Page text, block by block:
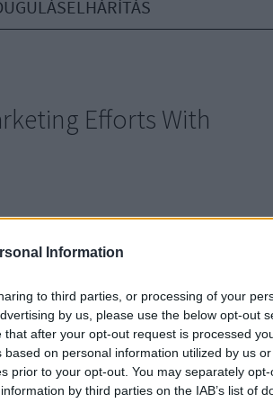
Information
to third parties, or processing of your
by us, please use the below opt-out
after your opt-out request is processed
on personal information utilized by us
prior to your opt-out. You may separately
by third parties on the IAB’s list of
Efforts With
down a chance or idea to use
site because you didn't understand